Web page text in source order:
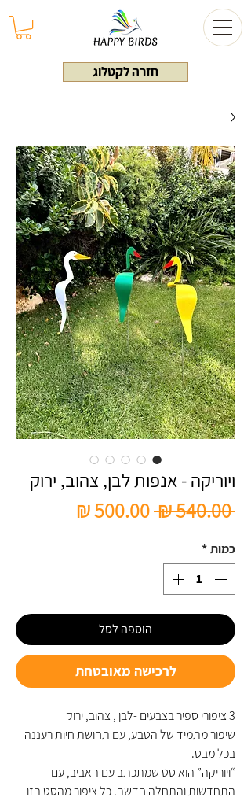
חזרה לקטלוג
ויוריקה - אנפות לבן, צהוב, ירוק
‏540.00 ‏₪
מחיר
כמות*
הוספה לסל
לרכישה מאובטחת
3 ציפורי ספיר בצבעים -לבן , צהוב, ירוק
שיפור מתמיד של הטבע, עם תחושת חיות רעננה
בכל מבט.
“ויוריקה” הוא סט שמתכתב עם האביב, עם
התחדשות והתחלה חדשה. כל ציפור מהסט הזו